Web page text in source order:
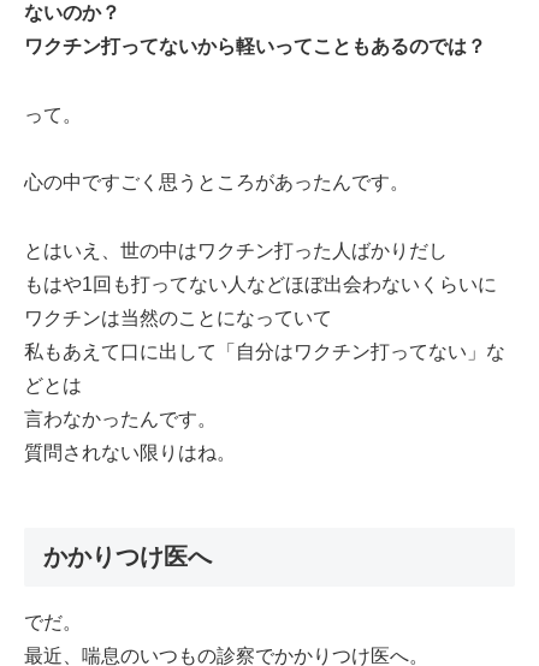
ないのか？
ワクチン打ってないから軽いってこともあるのでは？
って。
心の中ですごく思うところがあったんです。
とはいえ、世の中はワクチン打った人ばかりだし
もはや1回も打ってない人などほぼ出会わないくらいに
ワクチンは当然のことになっていて
私もあえて口に出して「自分はワクチン打ってない」な
どとは
言わなかったんです。
質問されない限りはね。
かかりつけ医へ
でだ。
最近、喘息のいつもの診察でかかりつけ医へ。